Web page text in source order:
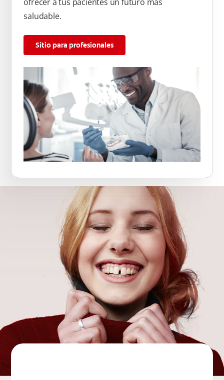
saludable.
Sitio para profesionales